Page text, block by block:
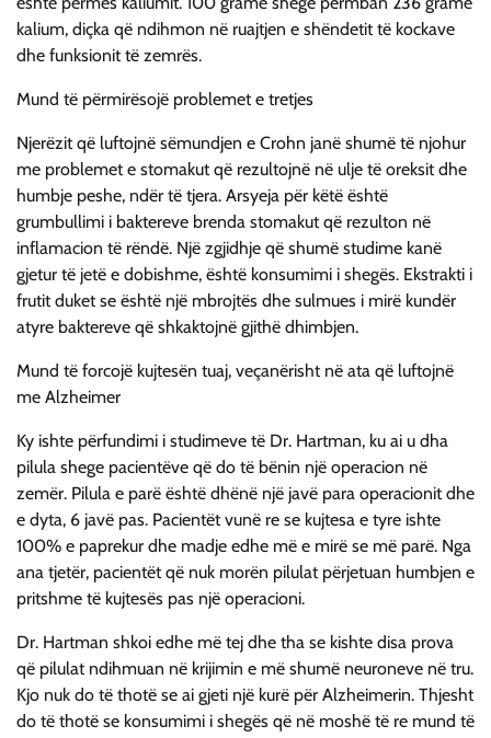
kalium, diçka që ndihmon në ruajtjen e shëndetit të kockave
dhe funksionit të zemrës.
Mund të përmirësojë problemet e tretjes
Njerëzit që luftojnë sëmundjen e Crohn janë shumë të njohur
me problemet e stomakut që rezultojnë në ulje të oreksit dhe
humbje peshe, ndër të tjera. Arsyeja për këtë është
grumbullimi i baktereve brenda stomakut që rezulton në
inflamacion të rëndë. Një zgjidhje që shumë studime kanë
gjetur të jetë e dobishme, është konsumimi i shegës. Ekstrakti i
frutit duket se është një mbrojtës dhe sulmues i mirë kundër
atyre baktereve që shkaktojnë gjithë dhimbjen.
Mund të forcojë kujtesën tuaj, veçanërisht në ata që luftojnë
me Alzheimer
Ky ishte përfundimi i studimeve të Dr. Hartman, ku ai u dha
pilula shege pacientëve që do të bënin një operacion në
zemër. Pilula e parë është dhënë një javë para operacionit dhe
e dyta, 6 javë pas. Pacientët vunë re se kujtesa e tyre ishte
100% e paprekur dhe madje edhe më e mirë se më parë. Nga
ana tjetër, pacientët që nuk morën pilulat përjetuan humbjen e
pritshme të kujtesës pas një operacioni.
Dr. Hartman shkoi edhe më tej dhe tha se kishte disa prova
që pilulat ndihmuan në krijimin e më shumë neuroneve në tru.
Kjo nuk do të thotë se ai gjeti një kurë për Alzheimerin. Thjesht
do të thotë se konsumimi i shegës që në moshë të re mund të